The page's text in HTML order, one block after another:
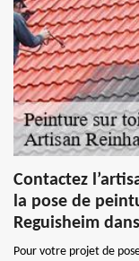
Contactez
la pose de
Reguisheim
Pour votre projet de